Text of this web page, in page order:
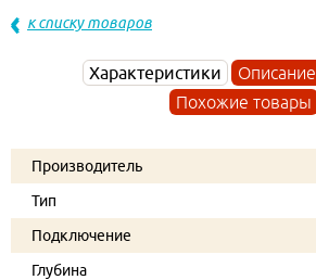
к списку товаров
Характеристики Описание
Похожие товары
Производитель
Тип
Подключение
Глубина